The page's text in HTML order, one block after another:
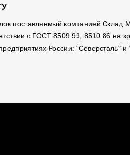
поставляемый компанией Склад
с ГОСТ 8509 93, 8510 86 на
России: "Северсталь"